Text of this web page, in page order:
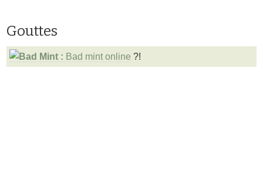
Gouttes
Bad mint online ?!